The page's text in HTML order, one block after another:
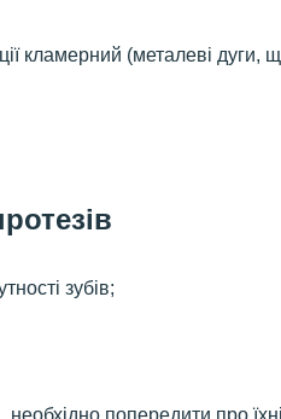
кламерний (металеві
зубів;
попередити про